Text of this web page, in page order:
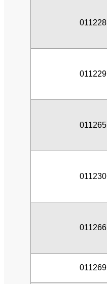
011228
011229
011265
011230
011266
011269